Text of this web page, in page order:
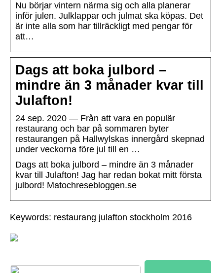
Nu börjar vintern närma sig och alla planerar
inför julen. Julklappar och julmat ska köpas. Det
är inte alla som har tillräckligt med pengar för
att…
Dags att boka julbord –
mindre än 3 månader kvar till
Julafton!
24 sep. 2020 — Från att vara en populär
restaurang och bar på sommaren byter
restaurangen på Hallwylskas innergård skepnad
under veckorna före jul till en …
Dags att boka julbord – mindre än 3 månader
kvar till Julafton! Jag har redan bokat mitt första
julbord! Matochresebloggen.se
Keywords: restaurang julafton stockholm 2016